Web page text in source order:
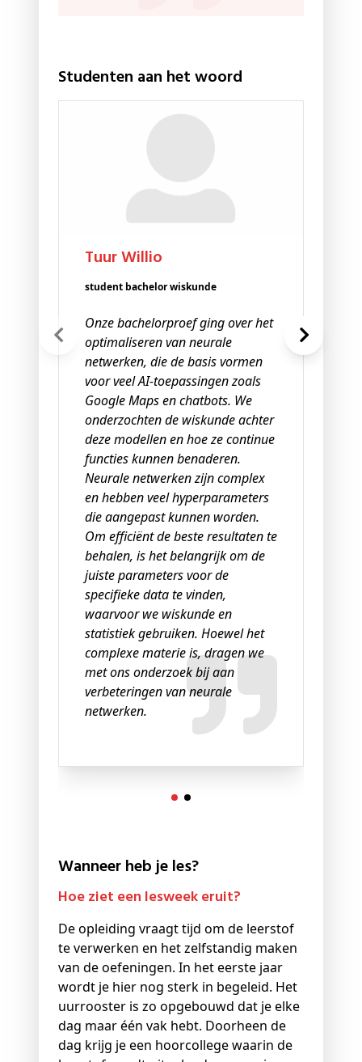
Studenten aan het woord
Tuur Willio
student bachelor wiskunde
Onze bachelorproef ging over het
optimaliseren van neurale
netwerken, die de basis vormen
voor veel AI-toepassingen zoals
Google Maps en chatbots. We
onderzochten de wiskunde achter
deze modellen en hoe ze continue
functies kunnen benaderen.
Neurale netwerken zijn complex
en hebben veel hyperparameters
die aangepast kunnen worden.
Om efficiënt de beste resultaten te
behalen, is het belangrijk om de
juiste parameters voor de
specifieke data te vinden,
waarvoor we wiskunde en
statistiek gebruiken. Hoewel het
complexe materie is, dragen we
met ons onderzoek bij aan
verbeteringen van neurale
netwerken.
Wanneer heb je les?
Hoe ziet een lesweek eruit?
De opleiding vraagt tijd om de leerstof
te verwerken en het zelfstandig maken
van de oefeningen. In het eerste jaar
wordt je hier nog sterk in begeleid. Het
uurrooster is zo opgebouwd dat je elke
dag maar één vak hebt. Doorheen de
dag krijg je een hoorcollege waarin de